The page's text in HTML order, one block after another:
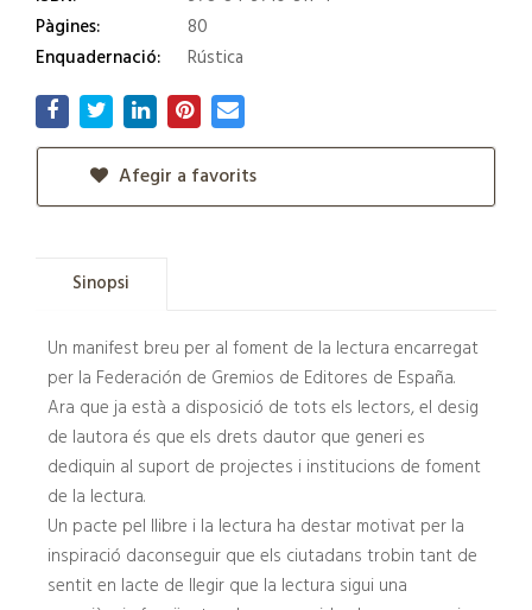
Pàgines:
80
Enquadernació:
Rústica
Afegir a favorits
Sinopsi
Un manifest breu per al foment de la lectura encarregat
per la Federación de Gremios de Editores de España.
Ara que ja està a disposició de tots els lectors, el desig
de lautora és que els drets dautor que generi es
dediquin al suport de projectes i institucions de foment
de la lectura.
Un pacte pel llibre i la lectura ha destar motivat per la
inspiració daconseguir que els ciutadans trobin tant de
sentit en lacte de llegir que la lectura sigui una